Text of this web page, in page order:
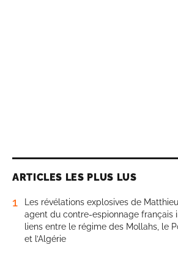
ARTICLES LES PLUS LUS
1
Les révélations explosives de
agent du contre-espionnage français
liens entre le régime des Mollahs, le
et l’Algérie